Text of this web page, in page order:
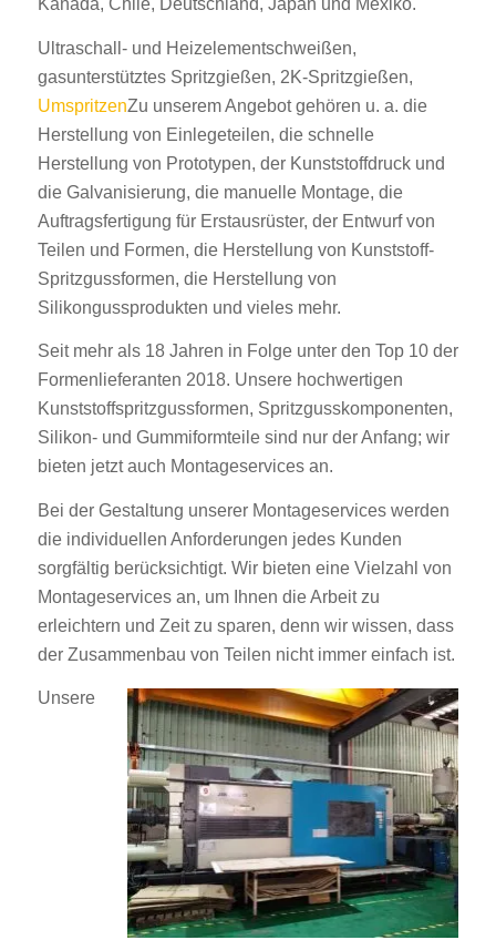
Kanada, Chile, Deutschland, Japan und Mexiko.
Ultraschall- und Heizelementschweißen,
gasunterstütztes Spritzgießen, 2K-Spritzgießen,
UmspritzenZu unserem Angebot gehören u. a. die
Herstellung von Einlegeteilen, die schnelle
Herstellung von Prototypen, der Kunststoffdruck und
die Galvanisierung, die manuelle Montage, die
Auftragsfertigung für Erstausrüster, der Entwurf von
Teilen und Formen, die Herstellung von Kunststoff-
Spritzgussformen, die Herstellung von
Silikongussprodukten und vieles mehr.
Seit mehr als 18 Jahren in Folge unter den Top 10 der
Formenlieferanten 2018. Unsere hochwertigen
Kunststoffspritzgussformen, Spritzgusskomponenten,
Silikon- und Gummiformteile sind nur der Anfang; wir
bieten jetzt auch Montageservices an.
Bei der Gestaltung unserer Montageservices werden
die individuellen Anforderungen jedes Kunden
sorgfältig berücksichtigt. Wir bieten eine Vielzahl von
Montageservices an, um Ihnen die Arbeit zu
erleichtern und Zeit zu sparen, denn wir wissen, dass
der Zusammenbau von Teilen nicht immer einfach ist.
Unsere